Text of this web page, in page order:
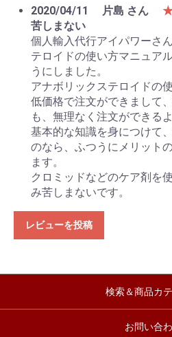
2020/04/11
片島 さん
苦しまない
個人輸入代行アイパワーさ
テロイドの使い方マニュア
うにしました。
アナボリックステロイドの
低価格で注文ができまして
も、無理なく注文ができる
基本的な知識を身につけて
のなら、ふつうにメリット
ます。
クロミッドなどのケア剤を
み苦しまないです。
レビューを投稿
検索＆商品カ
お問い合